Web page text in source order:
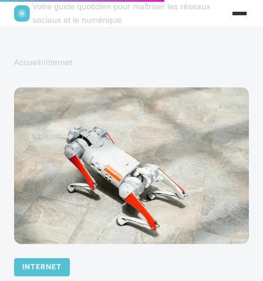
Votre guide quotidien pour maîtriser les réseaux
sociaux et le numérique
Accueil›Internet
INTERNET